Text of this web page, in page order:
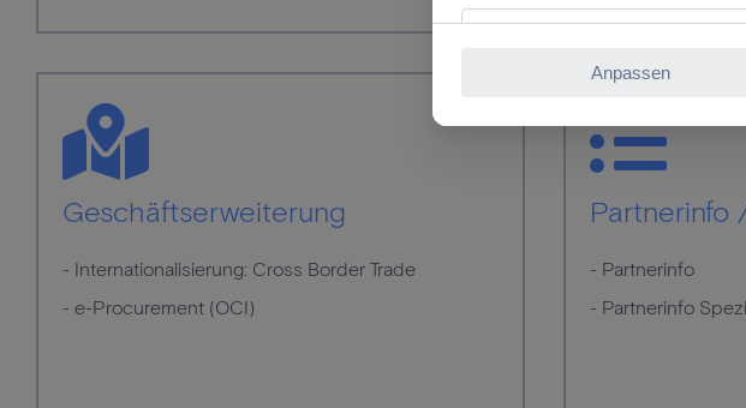
Geschäftserweiterung
- Internationalisierung: Cross Border Trade
- e-Procurement (OCI)
Partnerinfo
- Partnerinfo
- Partnerinfo